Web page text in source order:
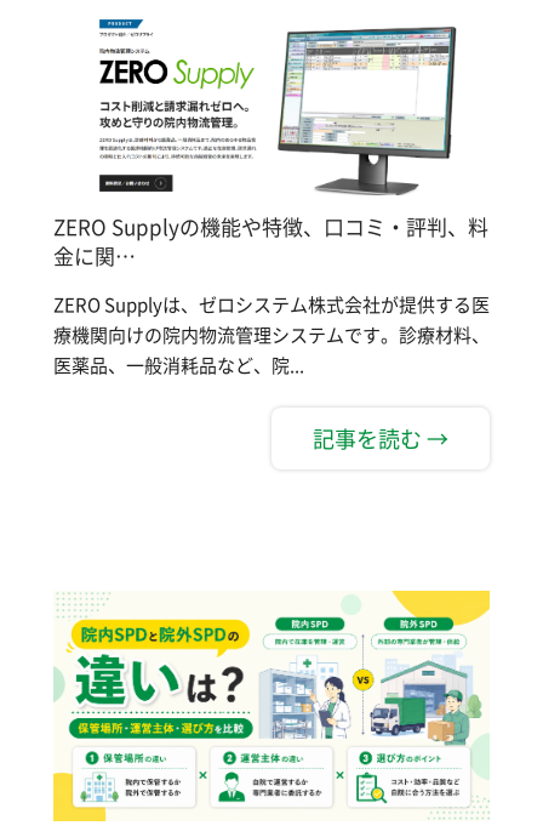
ZERO Supplyの機能や特徴、口コミ・評判、料
金に関…
ZERO Supplyは、ゼロシステム株式会社が提供する医
療機関向けの院内物流管理システムです。診療材料、
医薬品、一般消耗品など、院...
記事を読む →